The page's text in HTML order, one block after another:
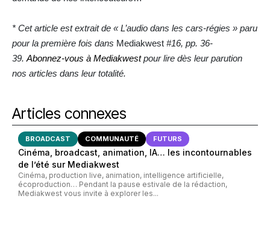
* Cet article est extrait de « L’audio dans les cars-régies » paru
pour la première fois dans Mediakwest #16, pp. 36-
39. Abonnez-vous à Mediakwestpour lire dès leur parution
nos articles dans leur totalité.
Articles connexes
BROADCAST COMMUNAUTÉ FUTURS
Cinéma, broadcast, animation, IA… les incontournables
de l’été sur Mediakwest
Cinéma, production live, animation, intelligence artificielle,
écoproduction… Pendant la pause estivale de la rédaction,
Mediakwest vous invite à explorer les...